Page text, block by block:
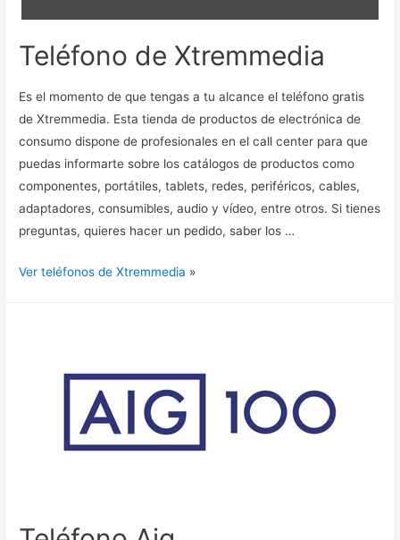
Teléfono de Xtremmedia
Es el momento de que tengas a tu alcance el teléfono gratis
de Xtremmedia. Esta tienda de productos de electrónica de
consumo dispone de profesionales en el call center para que
puedas informarte sobre los catálogos de productos como
componentes, portátiles, tablets, redes, periféricos, cables,
adaptadores, consumibles, audio y vídeo, entre otros. Si tienes
preguntas, quieres hacer un pedido, saber los …
Ver teléfonos de Xtremmedia »